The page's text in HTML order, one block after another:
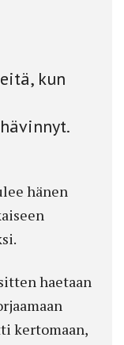
kun
hänen
haetaan
kertomaan,